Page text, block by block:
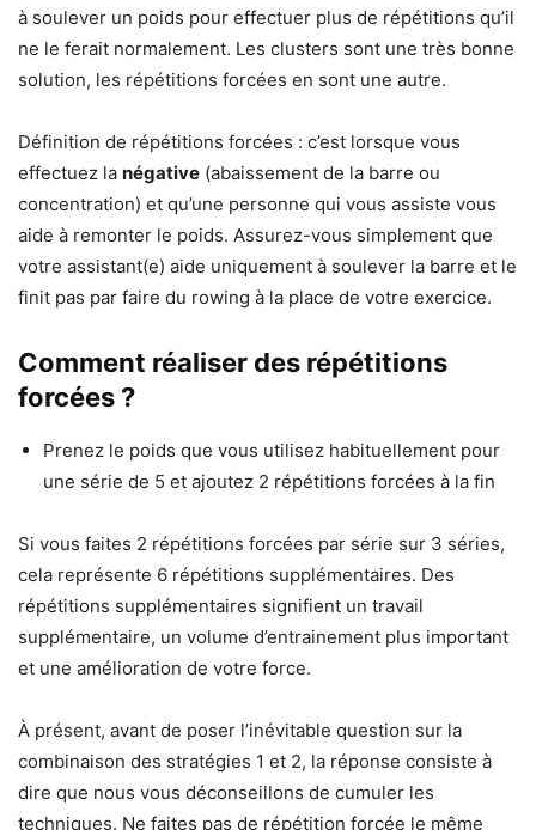
à soulever un poids pour effectuer plus de répétitions qu’il
ne le ferait normalement. Les clusters sont une très bonne
solution, les répétitions forcées en sont une autre.
Définition de répétitions forcées : c’est lorsque vous
effectuez la négative (abaissement de la barre ou
concentration) et qu’une personne qui vous assiste vous
aide à remonter le poids. Assurez-vous simplement que
votre assistant(e) aide uniquement à soulever la barre et le
finit pas par faire du rowing à la place de votre exercice.
Comment réaliser des répétitions
forcées ?
Prenez le poids que vous utilisez habituellement pour
une série de 5 et ajoutez 2 répétitions forcées à la fin
Si vous faites 2 répétitions forcées par série sur 3 séries,
cela représente 6 répétitions supplémentaires. Des
répétitions supplémentaires signifient un travail
supplémentaire, un volume d’entrainement plus important
et une amélioration de votre force.
À présent, avant de poser l’inévitable question sur la
combinaison des stratégies 1 et 2, la réponse consiste à
dire que nous vous déconseillons de cumuler les
techniques. Ne faites pas de répétition forcée le même